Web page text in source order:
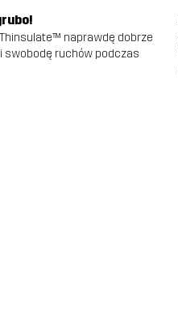
naprawdę dobrze
swobodę ruchów podczas